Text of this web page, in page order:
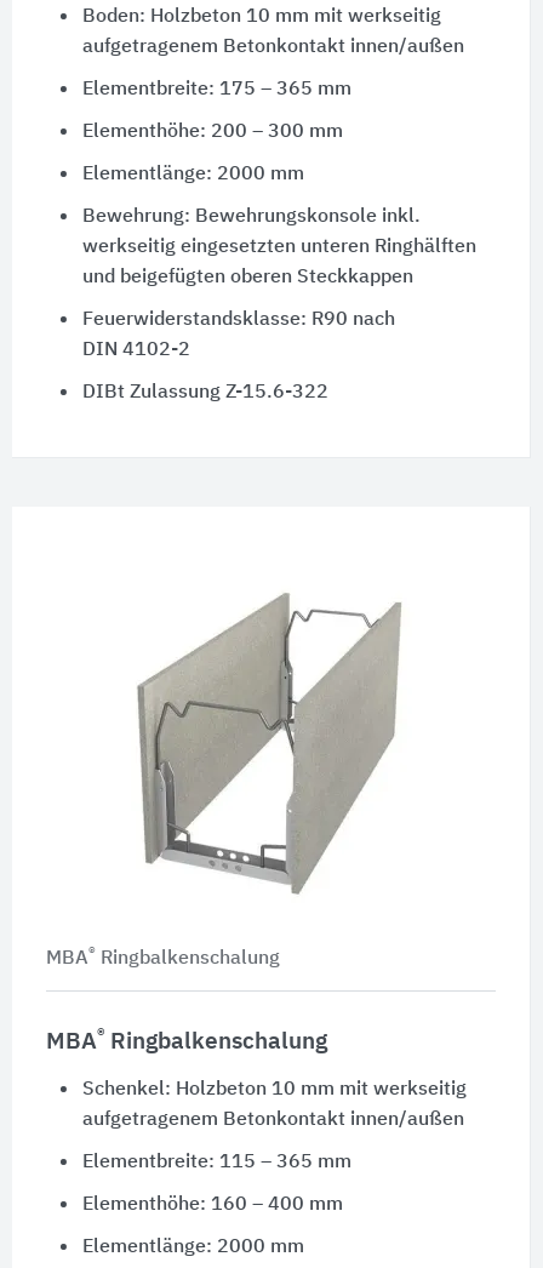
Boden: Holzbeton 10 mm mit werkseitig
aufgetragenem Betonkontakt innen/außen
Elementbreite: 175 – 365 mm
Elementhöhe: 200 – 300 mm
Elementlänge: 2000 mm
Bewehrung: Bewehrungskonsole inkl.
werkseitig eingesetzten unteren Ringhälften
und beigefügten oberen Steckkappen
Feuerwiderstandsklasse: R90 nach
DIN 4102-2
DIBt Zulassung Z-15.6-322
MBA® Ringbalkenschalung
MBA® Ringbalkenschalung
Schenkel: Holzbeton 10 mm mit werkseitig
aufgetragenem Betonkontakt innen/außen
Elementbreite: 115 – 365 mm
Elementhöhe: 160 – 400 mm
Elementlänge: 2000 mm